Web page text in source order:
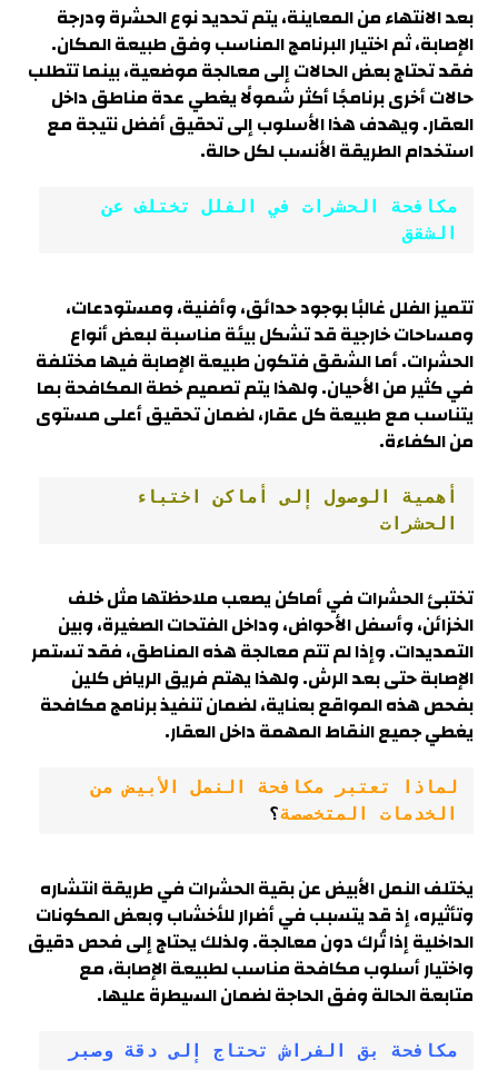
بعد الانتهاء من المعاينة، يتم تحديد نوع الحشرة ودرجة
الإصابة، ثم اختيار البرنامج المناسب وفق طبيعة المكان.
فقد تحتاج بعض الحالات إلى معالجة موضعية، بينما تتطلب
حالات أخرى برنامجًا أكثر شمولًا يغطي عدة مناطق داخل
العقار. ويهدف هذا الأسلوب إلى تحقيق أفضل نتيجة مع
استخدام الطريقة الأنسب لكل حالة.
مكافحة الحشرات في الفلل تختلف عن
الشقق
تتميز الفلل غالبًا بوجود حدائق، وأفنية، ومستودعات،
ومساحات خارجية قد تشكل بيئة مناسبة لبعض أنواع
الحشرات. أما الشقق فتكون طبيعة الإصابة فيها مختلفة
في كثير من الأحيان. ولهذا يتم تصميم خطة المكافحة بما
يتناسب مع طبيعة كل عقار، لضمان تحقيق أعلى مستوى
من الكفاءة.
الحشرات
تختبئ الحشرات في أماكن يصعب ملاحظتها مثل خلف
الخزائن، وأسفل الأحواض، وداخل الفتحات الصغيرة، وبين
التمديدات. وإذا لم تتم معالجة هذه المناطق، فقد تستمر
الإصابة حتى بعد الرش. ولهذا يهتم فريق الرياض كلين
بفحص هذه المواقع بعناية، لضمان تنفيذ برنامج مكافحة
يغطي جميع النقاط المهمة داخل العقار.
لماذا تعتبر مكافحة النمل الأبيض من
الخدمات المتخصصة؟
يختلف النمل الأبيض عن بقية الحشرات في طريقة انتشاره
وتأثيره، إذ قد يتسبب في أضرار للأخشاب وبعض المكونات
الداخلية إذا تُرك دون معالجة. ولذلك يحتاج إلى فحص دقيق
واختيار أسلوب مكافحة مناسب لطبيعة الإصابة، مع
متابعة الحالة وفق الحاجة لضمان السيطرة عليها.
مكافحة بق الفراش تحتاج إلى دقة وصبر